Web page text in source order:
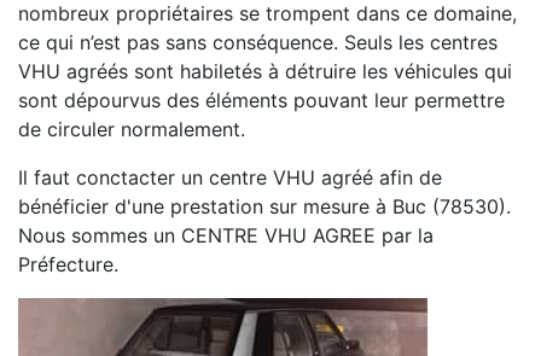
nombreux propriétaires se trompent dans ce domaine,
ce qui n’est pas sans conséquence. Seuls les centres
VHU agréés sont habiletés à détruire les véhicules qui
sont dépourvus des éléments pouvant leur permettre
de circuler normalement.
Il faut conctacter un centre VHU agréé afin de
bénéficier d'une prestation sur mesure à Buc (78530).
Nous sommes un CENTRE VHU AGREE par la
Préfecture.